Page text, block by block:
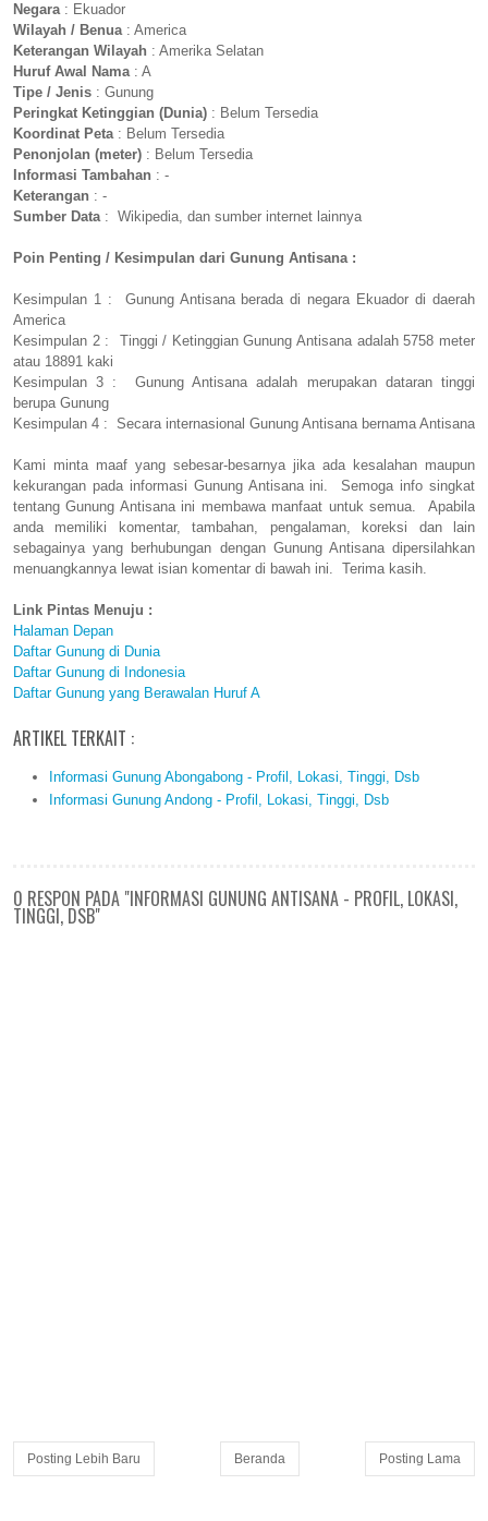
Negara: Ekuador
Wilayah / Benua: America
Keterangan Wilayah : Amerika Selatan
Huruf Awal Nama: A
Tipe / Jenis : Gunung
Peringkat Ketinggian (Dunia) : Belum Tersedia
Koordinat Peta: Belum Tersedia
Penonjolan (meter) : Belum Tersedia
Informasi Tambahan : -
Keterangan : -
Sumber Data: Wikipedia, dan sumber internet lainnya
Poin Penting / Kesimpulan dari Gunung Antisana :
Kesimpulan 1 : Gunung Antisana berada di negara Ekuador di daerah
America
Kesimpulan 2 : Tinggi / Ketinggian Gunung Antisana adalah 5758 meter
atau 18891 kaki
Kesimpulan 3 : Gunung Antisana adalah merupakan dataran tinggi
berupa Gunung
Kesimpulan 4 : Secara internasional Gunung Antisana bernama Antisana
Kami minta maaf yang sebesar-besarnya jika ada kesalahan maupun
kekurangan pada informasi Gunung Antisana ini. Semoga info singkat
tentang Gunung Antisana ini membawa manfaat untuk semua. Apabila
anda memiliki komentar, tambahan, pengalaman, koreksi dan lain
sebagainya yang berhubungan dengan Gunung Antisana dipersilahkan
menuangkannya lewat isian komentar di bawah ini. Terima kasih.
Link Pintas Menuju :
Halaman Depan
Daftar Gunung di Dunia
Daftar Gunung di Indonesia
Daftar Gunung yang Berawalan Huruf A
ARTIKEL TERKAIT :
Informasi Gunung Abongabong - Profil, Lokasi, Tinggi, Dsb
Informasi Gunung Andong - Profil, Lokasi, Tinggi, Dsb
0 RESPON PADA "INFORMASI GUNUNG ANTISANA - PROFIL, LOKASI,
TINGGI, DSB"
Posting Lebih Baru Posting Lama
Beranda